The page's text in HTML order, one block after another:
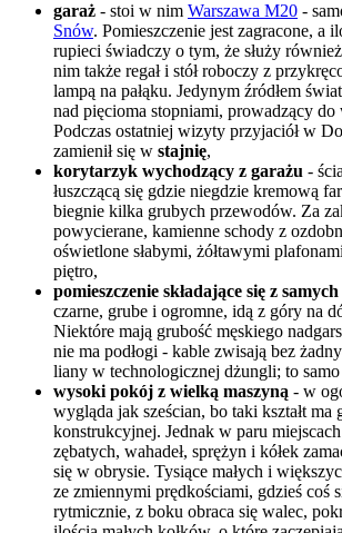
garaż - stoi w nim Warszawa M20 -
Snów. Pomieszczenie jest zagracone, a
rupieci świadczy o tym, że służy
nim także regał i stół roboczy z
lampą na pałąku. Jedynym źródłem
nad pięcioma stopniami, prowadzący do
Podczas ostatniej wizyty przyjaciół w
zamienił się w stajnię,
korytarzyk wychodzący z garażu -
łuszczącą się gdzie niegdzie kremową
biegnie kilka grubych przewodów. Za
powycierane, kamienne schody z
oświetlone słabymi, żółtawymi
piętro,
pomieszczenie składające się z
czarne, grube i ogromne, idą z góry na
Niektóre mają grubość męskiego
nie ma podłogi - kable zwisają bez
liany w technologicznej dżungli; to
wysoki pokój z wielką maszyną - w
wygląda jak sześcian, bo taki kształt ma
konstrukcyjnej. Jednak w paru miejscach
zębatych, wahadeł, sprężyn i kółek
się w obrysie. Tysiące małych i
ze zmiennymi prędkościami, gdzieś coś
rytmicznie, z boku obraca się walec,